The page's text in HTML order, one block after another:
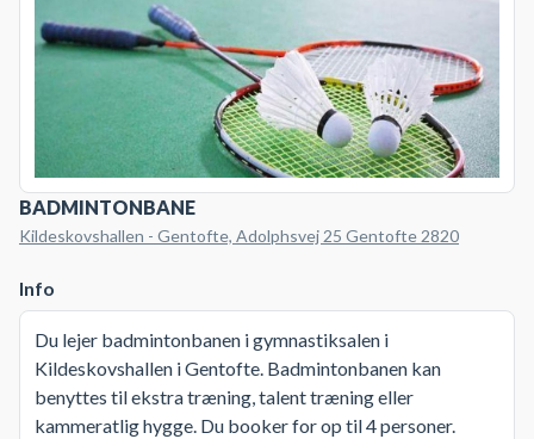
BADMINTONBANE
Kildeskovshallen - Gentofte, Adolphsvej 25 Gentofte 2820
Info
Du lejer badmintonbanen i gymnastiksalen i
Kildeskovshallen i Gentofte. Badmintonbanen kan
benyttes til ekstra træning, talent træning eller
kammeratlig hygge. Du booker for op til 4 personer.